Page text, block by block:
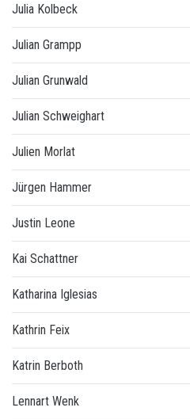
Julia Kolbeck
Julian Grampp
Julian Grunwald
Julian Schweighart
Julien Morlat
Jürgen Hammer
Justin Leone
Kai Schattner
Katharina Iglesias
Kathrin Feix
Katrin Berboth
Lennart Wenk